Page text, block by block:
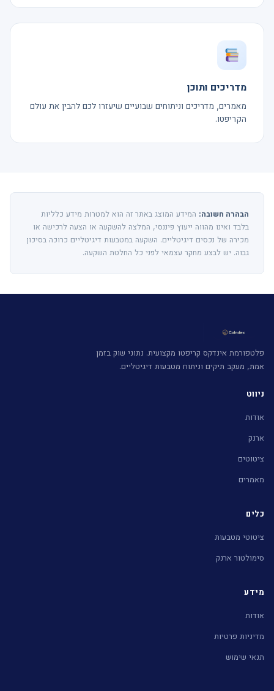
מדריכים ותוכן
מאמרים, מדריכים וניתוחים שבועיים שיעזרו לכם להבין את עולם
הקריפטו.
הבהרה חשובה: המידע המוצג באתר זה הוא למטרות מידע כלליות
בלבד ואינו מהווה ייעוץ פיננסי, המלצה להשקעה או הצעה לרכישה או
מכירה של נכסים דיגיטליים. השקעה במטבעות דיגיטליים כרוכה בסיכון
גבוה. יש לבצע מחקר עצמאי לפני כל החלטת השקעה.
פלטפורמת אינדקס קריפטו מקצועית. נתוני שוק בזמן
אמת, מעקב תיקים וניתוח מטבעות דיגיטליים.
ניווט
אודות
ארנק
ציטוטים
מאמרים
כלים
ציטוטי מטבעות
סימולטור ארנק
מידע
אודות
מדיניות פרטיות
תנאי שימוש